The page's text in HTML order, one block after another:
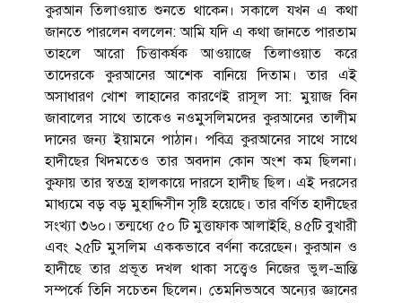
কুরআন তিলাওয়াত শুনতে থাকেন। সকালে যখন এ কথা
জানতে পারলেন বললেন: আমি যদি এ কথা জানতে পারতাম
তাহলে আরো চিত্তাকর্ষক আওয়াজে তিলাওয়াত করে
তাদেরকে কুরআনের আশেক বানিয়ে দিতাম। তার এই
অসাধারণ খোশ লাহানের কারণেই রাসূল সা: মুয়াজ বিন
জাবালের সাথে তাকেও নওমুসলিমদের কুরআনের তালীম
দানের জন্য ইয়ামনে পাঠান। পবিত্র কুরআনের সাথে সাথে
হাদীছের খিদমতেও তার অবদান কোন অংশ কম ছিলনা।
কুফায় তার স্বতন্ত্র হালকায়ে দারসে হাদীছ ছিল। এই দরসের
মাধ্যমে বড় বড় মুহাদ্দিসীন সৃষ্টি হয়েছে। তার বর্ণিত হাদীছের
সংখ্যা ৩৬০। তন্মধ্যে ৫০ টি মুত্তাফাক আলাইহি, ৪৫টি বুখারী
এবং ২৫টি মুসলিম এককভাবে বর্ণনা করেছেন। কুরআন ও
হাদীছে তার প্রভূত দখল থাকা সত্ত্বেও নিজের ভুল-ভ্রান্তি
সম্পর্কে তিনি সচেতন ছিলেন। তেমনিভঅবে অন্যের জ্ঞানের